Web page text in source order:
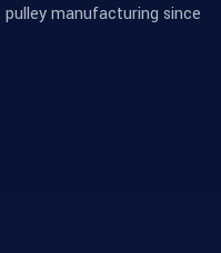
manufacturing since